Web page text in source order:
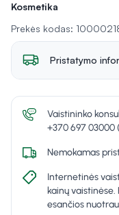
Kosmetika
Prekės kodas:
Pristatymo
Vaistininko
+370 697 03000
Nemokamas
Internetinės
kainų vaistinėse.
esančios